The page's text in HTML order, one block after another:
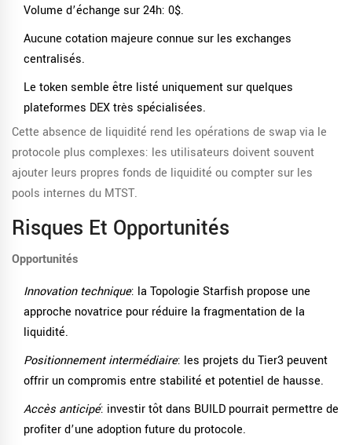
Volume d’échange sur 24h: 0$.
Aucune cotation majeure connue sur les exchanges
centralisés.
Le token semble être listé uniquement sur quelques
plateformes DEX très spécialisées.
Cette absence de liquidité rend les opérations de swap via le
protocole plus complexes: les utilisateurs doivent souvent
ajouter leurs propres fonds de liquidité ou compter sur les
pools internes du MTST.
Risques Et Opportunités
Opportunités
Innovation technique: la Topologie Starfish propose une
approche novatrice pour réduire la fragmentation de la
liquidité.
Positionnement intermédiaire: les projets du Tier3 peuvent
offrir un compromis entre stabilité et potentiel de hausse.
Accès anticipé: investir tôt dans BUILD pourrait permettre de
profiter d’une adoption future du protocole.